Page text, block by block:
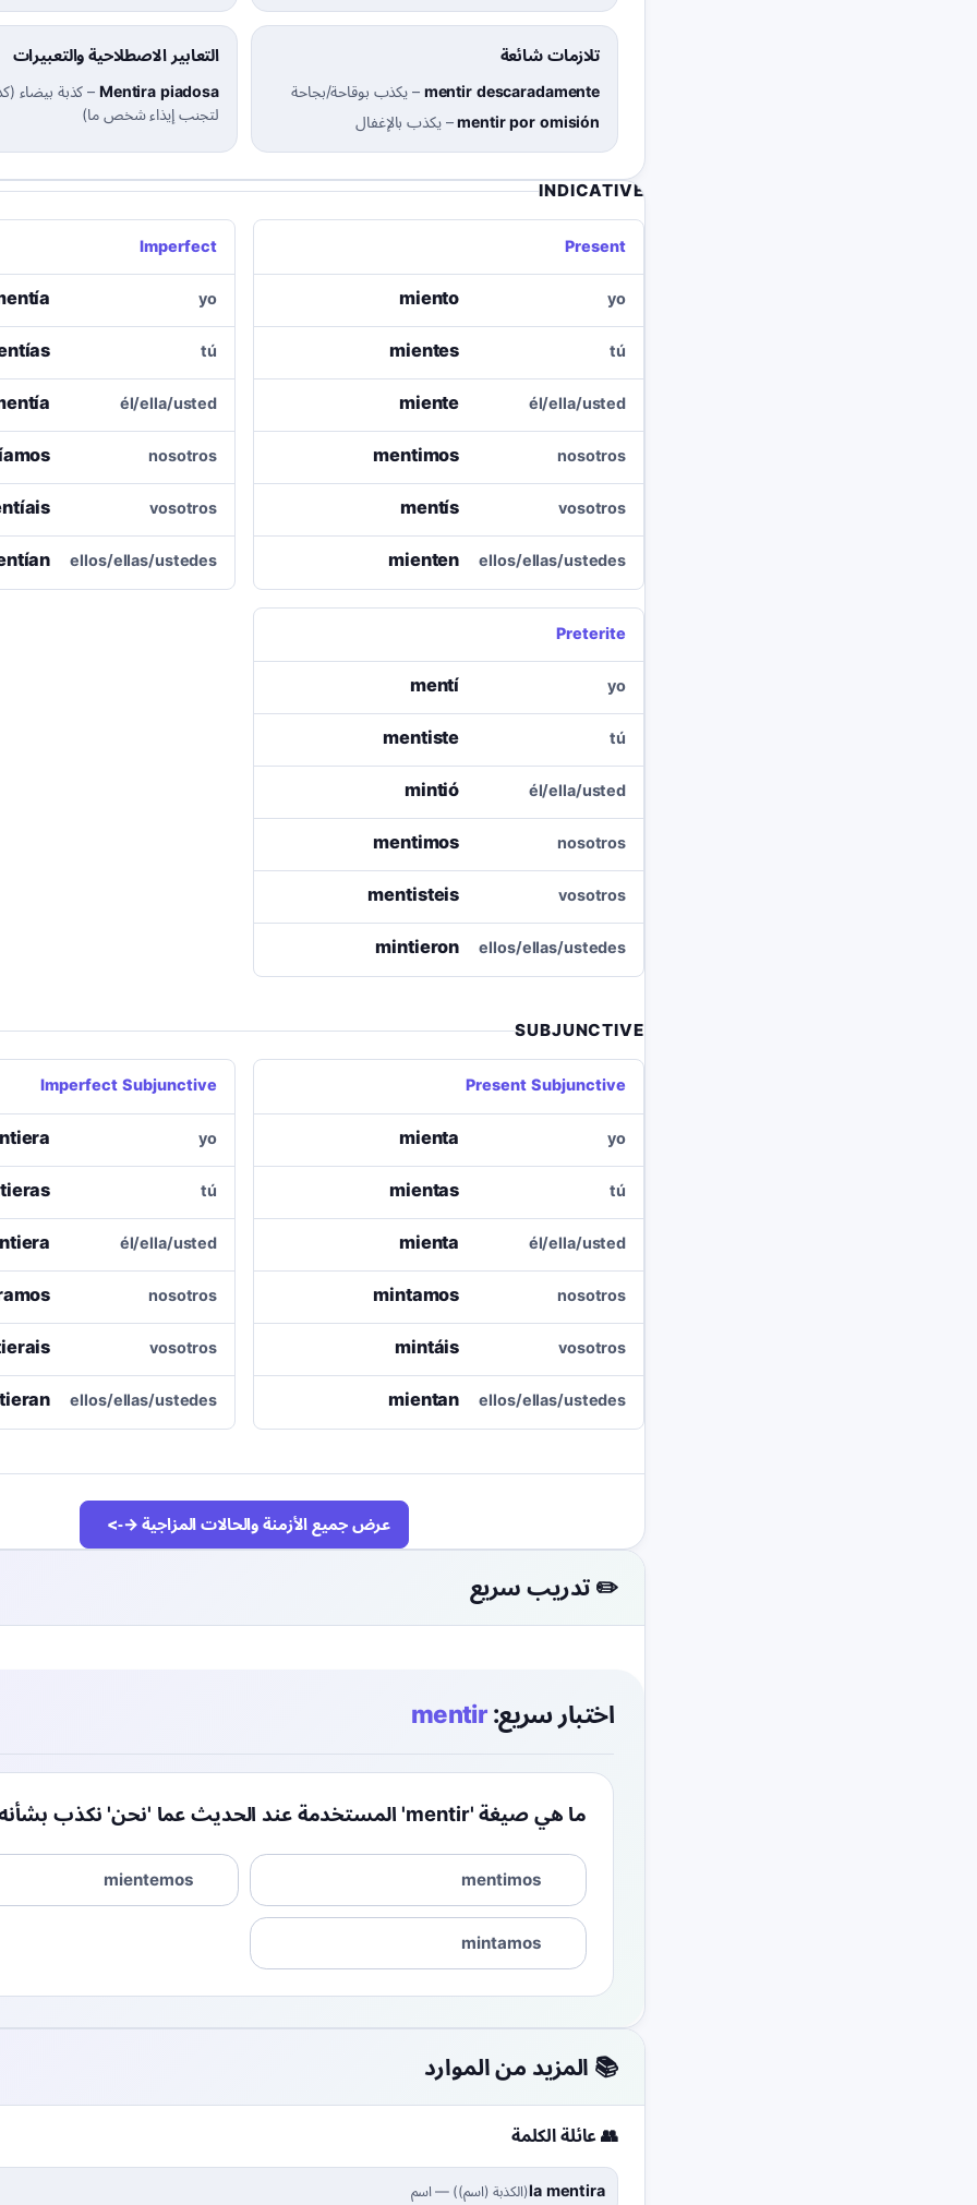
تلازمات شائعة
mentir descaradamente
–يكذب بوقاحة/بجاحة
mentir por omisión
–يكذب بالإغفال
التعابير الاصطلاحية والتعبيرات
Mentira piadosa
–كذبة بيضاء
لتجنب إيذاء شخص ما)
INDICATIVE
Present
yo
miento
tú
mientes
él/ella/usted
miente
nosotros
mentimos
vosotros
mentís
ellos/ellas/ustedes
mienten
Imperfect
yo
tú
él/ella/usted
nosotros
vosotros
ellos/ellas/ustedes
Preterite
yo
mentí
tú
mentiste
él/ella/usted
mintió
nosotros
mentimos
vosotros
mentisteis
ellos/ellas/ustedes
mintieron
SUBJUNCTIVE
Present Subjunctive
yo
mienta
tú
mientas
él/ella/usted
mienta
nosotros
mintamos
vosotros
mintáis
ellos/ellas/ustedes
mientan
Imperfect Subjunctive
yo
tú
él/ella/usted
nosotros
vosotros
ellos/ellas/ustedes
عرض جميع الأزمنة والحالات المزاجية →
✏️ تدريب سريع
اختبار سريع:mentir
ما هي صيغة 'mentir' المستخدمة عند الحديث عما 'نحن' نكذب بشأنه الآن؟
mentimos
mientemos
mintamos
📚 المزيد من الموارد
👥 عائلة الكلمة
la mentira
(الكذبة (اسم))
—اسم